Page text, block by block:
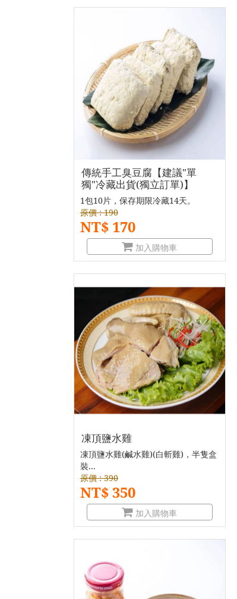
傳統手工臭豆腐【建議"單
獨"冷藏出貨(獨立訂單)】
1包10片，保存期限冷藏14天。
原價 : 190
NT$ 170
加入購物車
凍頂鹽水雞
凍頂鹽水雞(鹹水雞)(白斬雞)，半隻盒
裝...
原價 : 390
NT$ 350
加入購物車